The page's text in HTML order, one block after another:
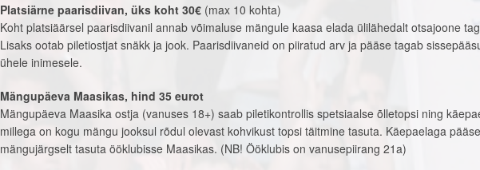
Platsiärne paarisdiivan, üks koht 30€ (max 10 kohta)
Koht platsiäärsel paarisdiivanil annab võimaluse mängule kaasa elada ülilähedalt otsajoone
Lisaks ootab piletiostjat snäkk ja jook. Paarisdiivaneid on piiratud arv ja pääse tagab
ühele inimesele.
Mängupäeva Maasikas, hind 35 eurot
Mängupäeva Maasika ostja (vanuses 18+) saab piletikontrollis spetsiaalse õlletopsi ning
millega on kogu mängu jooksul rõdul olevast kohvikust topsi täitmine tasuta. Käepaelaga
mängujärgselt tasuta ööklubisse Maasikas. (NB! Ööklubis on vanusepiirang 21a)